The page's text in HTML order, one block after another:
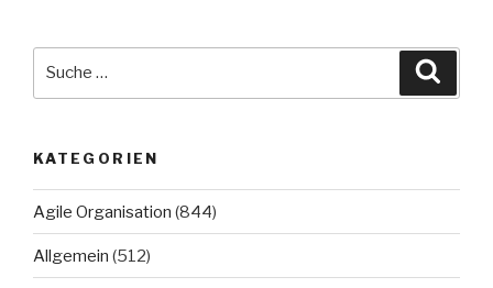
KATEGORIEN
Agile Organisation (844)
Allgemein (512)